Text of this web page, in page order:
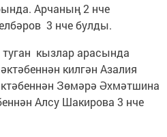
Арчаның 2 нче
3 нче булды.
туган кызлар арасында
килгән Азалия
Зөмәрә Әхмәтшина
Алсу Шакирова 3 нче